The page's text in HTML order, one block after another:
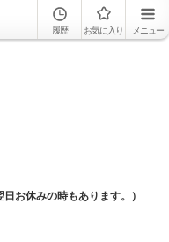
履歴 お気に入り メニュー
お休みの時もあります。）